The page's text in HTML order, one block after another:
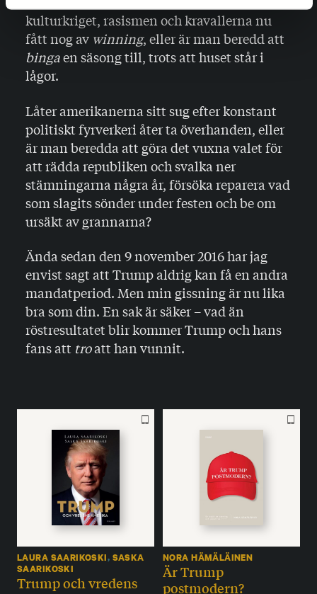
kulturkriget, rasismen och kravallerna nu
fått nog av winning, eller är man beredd att
bingaen säsong till, trots att huset står i
lågor.
Låter amerikanerna sitt sug efter konstant
politiskt fyrverkeri åter ta överhanden, eller
är man beredda att göra det vuxna valet för
att rädda republiken och svalka ner
stämningarna några år, försöka reparera vad
som slagits sönder under festen och be om
ursäkt av grannarna?
Ända sedan den 9 november 2016 har jag
envist sagt att Trump aldrig kan få en andra
mandatperiod. Men min gissning är nu lika
bra som din. En sak är säker – vad än
röstresultatet blir kommer Trump och hans
fans att troatt han vunnit.
LAURA SAARIKOSKI, SASKA
SAARIKOSKI
Trump och vredens
NORA HÄMÄLÄINEN
Är Trump
postmodern?